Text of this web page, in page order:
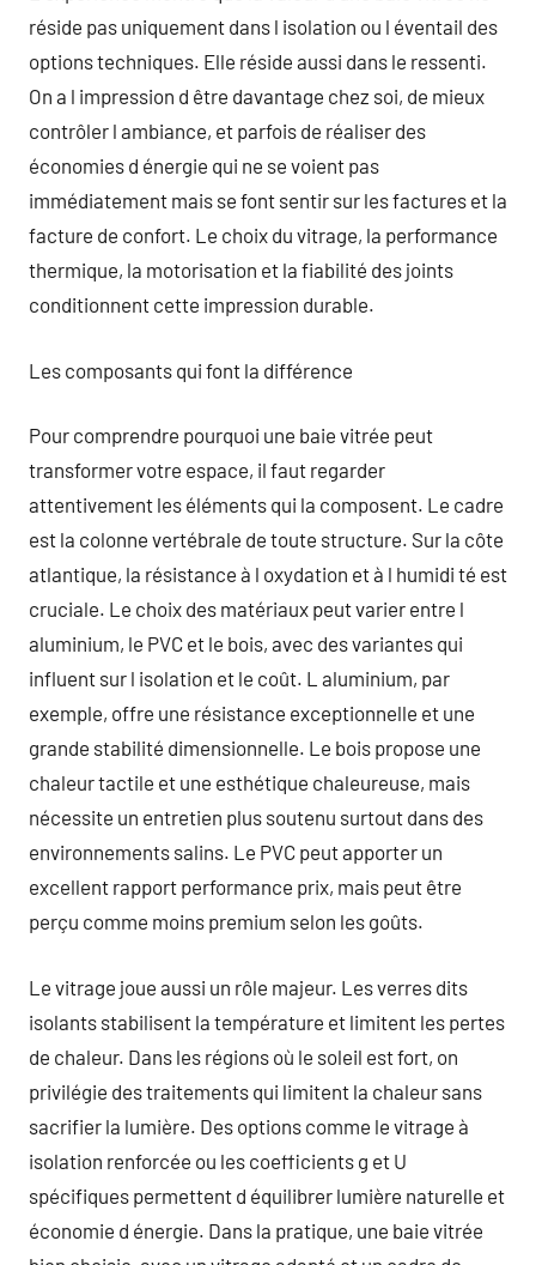
réside pas uniquement dans l isolation ou l éventail des
options techniques. Elle réside aussi dans le ressenti.
On a l impression d être davantage chez soi, de mieux
contrôler l ambiance, et parfois de réaliser des
économies d énergie qui ne se voient pas
immédiatement mais se font sentir sur les factures et la
facture de confort. Le choix du vitrage, la performance
thermique, la motorisation et la fiabilité des joints
conditionnent cette impression durable.
Les composants qui font la différence
Pour comprendre pourquoi une baie vitrée peut
transformer votre espace, il faut regarder
attentivement les éléments qui la composent. Le cadre
est la colonne vertébrale de toute structure. Sur la côte
atlantique, la résistance à l oxydation et à l humidi té est
cruciale. Le choix des matériaux peut varier entre l
aluminium, le PVC et le bois, avec des variantes qui
influent sur l isolation et le coût. L aluminium, par
exemple, offre une résistance exceptionnelle et une
grande stabilité dimensionnelle. Le bois propose une
chaleur tactile et une esthétique chaleureuse, mais
nécessite un entretien plus soutenu surtout dans des
environnements salins. Le PVC peut apporter un
excellent rapport performance prix, mais peut être
perçu comme moins premium selon les goûts.
Le vitrage joue aussi un rôle majeur. Les verres dits
isolants stabilisent la température et limitent les pertes
de chaleur. Dans les régions où le soleil est fort, on
privilégie des traitements qui limitent la chaleur sans
sacrifier la lumière. Des options comme le vitrage à
isolation renforcée ou les coefficients g et U
spécifiques permettent d équilibrer lumière naturelle et
économie d énergie. Dans la pratique, une baie vitrée